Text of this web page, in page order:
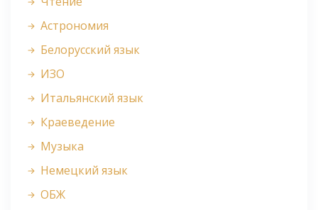
Астрономия
Белорусский язык
ИЗО
Итальянский язык
Краеведение
Музыка
Немецкий язык
ОБЖ